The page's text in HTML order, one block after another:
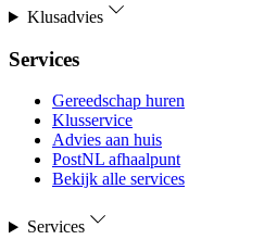
Klusadvies
Services
Gereedschap huren
Klusservice
Advies aan huis
PostNL afhaalpunt
Bekijk alle services
Services